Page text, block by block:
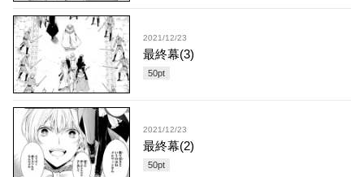
2021/12/23
最終幕(3)
50pt
2021/12/23
最終幕(2)
50pt